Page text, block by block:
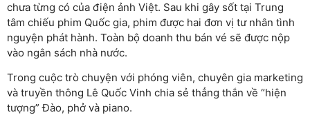
chưa từng có của điện ảnh Việt. Sau khi gây sốt tại Trung
tâm chiếu phim Quốc gia, phim được hai đơn vị tư nhân tình
nguyện phát hành. Toàn bộ doanh thu bán vé sẽ được nộp
vào ngân sách nhà nước.
Trong cuộc trò chuyện với phóng viên, chuyên gia marketing
và truyền thông Lê Quốc Vinh chia sẻ thẳng thắn về “hiện
tượng” Đào, phở và piano.